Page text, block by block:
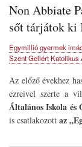
Non Abbiate
sőt tárjátok ki
Egymillió gyermek
Szent Gellért Katolikus
Az előző évekhez
ezreivel szerte a
Általános Iskola és
is csatlakozott az